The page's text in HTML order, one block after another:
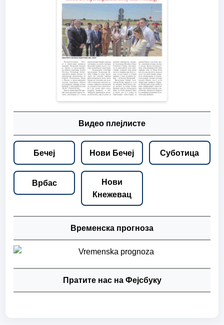
Видео плејлисте
Бечеј Нови Бечеј Суботица
Врбас
Нови
Кнежевац
Временска прогноза
Пратите нас на Фејсбуку